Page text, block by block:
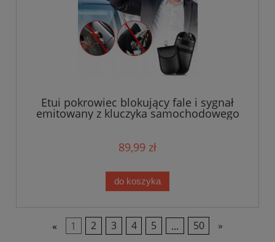
Etui pokrowiec blokujący fale i sygnał
emitowany z kluczyka samochodowego
lub karty - 2 sztuki
89,99 zł
do koszyka
« 1 2 3 4 5 ... 50 »